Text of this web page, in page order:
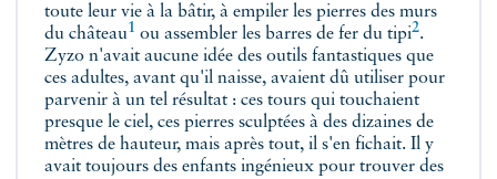
toute leur vie à la bâtir, à empiler les pierres des murs
du château1 ou assembler les barres de fer du tipi2.
Zyzo n'avait aucune idée des outils fantastiques que
ces adultes, avant qu'il naisse, avaient dû utiliser pour
parvenir à un tel résultat : ces tours qui touchaient
presque le ciel, ces pierres sculptées à des dizaines de
mètres de hauteur, mais après tout, il s'en fichait. Il y
avait toujours des enfants ingénieux pour trouver des